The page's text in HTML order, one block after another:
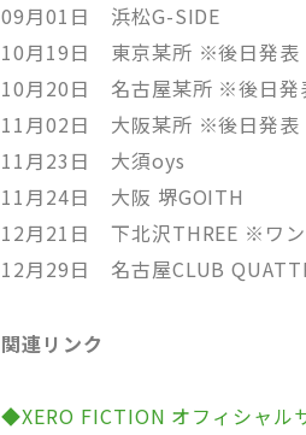
09月01日 浜松G-SIDE
10月19日 東京某所 ※後日発表
10月20日 名古屋某所 ※後日発
11月02日 大阪某所 ※後日発表
11月23日 大須oys
11月24日 大阪 堺GOITH
12月21日 下北沢THREE ※ワ
12月29日 名古屋CLUB
関連リンク
◆XERO FICTION オフィシャル